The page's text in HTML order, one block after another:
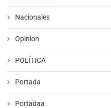
Nacionales
Opinion
POLÍTICA
Portada
Portadaa